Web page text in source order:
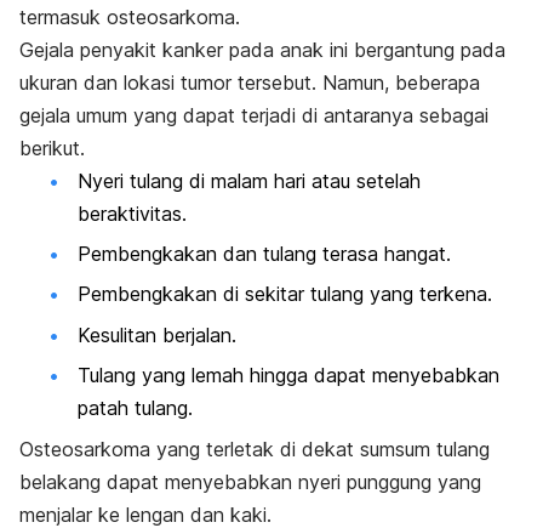
termasuk osteosarkoma.
Gejala penyakit kanker pada anak ini bergantung pada
ukuran dan lokasi tumor tersebut. Namun, beberapa
gejala umum yang dapat terjadi di antaranya sebagai
berikut.
Nyeri tulang di malam hari atau setelah
beraktivitas.
Pembengkakan dan tulang terasa hangat.
Pembengkakan di sekitar tulang yang terkena.
Kesulitan berjalan.
Tulang yang lemah hingga dapat menyebabkan
patah tulang.
Osteosarkoma yang terletak di dekat sumsum tulang
belakang dapat menyebabkan nyeri punggung yang
menjalar ke lengan dan kaki.